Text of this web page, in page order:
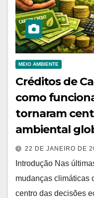
MEIO AMBIENTE
Créditos de
como
tornaram
ambiental
22 DE JANEIRO DE
Introdução Nas
mudanças climáticas
centro das decisões